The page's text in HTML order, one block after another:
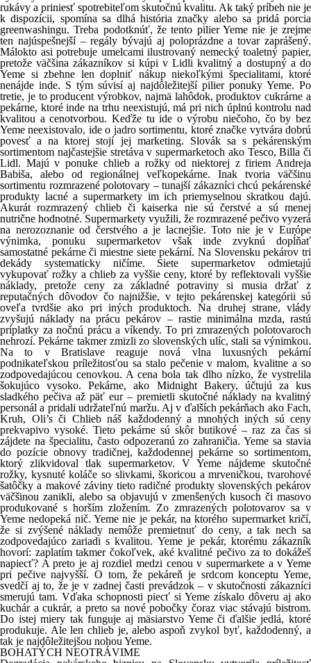
rukávy a priniesť spotrebiteľom skutočnú kvalitu. Ak taký príbeh nie je
k dispozícii, spomína sa dlhá história značky alebo sa pridá porcia
greenwashingu. Treba podotknúť, že tento pilier Yeme nie je zrejme
ten najúspešnejší – regály bývajú aj poloprázdne a tovar zaprášený.
Málokto asi potrebuje umelcami ilustrovaný nemecký toaletný papier,
pretože väčšina zákazníkov si kúpi v Lidli kvalitný a dostupný a do
Yeme si zbehne len doplniť nákup niekoľkými špecialitami, ktoré
nenájde inde. S tým súvisí aj najdôležitejší pilier ponuky Yeme. Po
tretie, je to producent výrobkov, najmä lahôdok, produktov cukrárne a
pekárne, ktoré inde na trhu neexistujú, má pri nich úplnú kontrolu nad
kvalitou a cenotvorbou. Keďže tu ide o výrobu niečoho, čo by bez
Yeme neexistovalo, ide o jadro sortimentu, ktoré značke vytvára dobrú
povesť a na ktorej stojí jej marketing. Slovák sa s pekárenským
sortimentom najčastejšie stretáva v supermarketoch ako Tesco, Billa či
Lidl. Majú v ponuke chlieb a rožky od niektorej z firiem Andreja
Babiša, alebo od regionálnej veľkopekárne. Inak tvoria väčšinu
sortimentu rozmrazené polotovary – tunajší zákazníci chcú pekárenské
produkty lacné a supermarkety im ich priemyselnou skratkou dajú.
Akurát rozmrazený chlieb či kaiserka nie sú čerstvé a sú menej
nutrične hodnotné. Supermarkety využili, že rozmrazené pečivo vyzerá
na nerozoznanie od čerstvého a je lacnejšie. Toto nie je v Európe
výnimka, ponuku supermarketov však inde zvyknú dopĺňať
samostatné pekárne či miestne siete pekární. Na Slovensku pekárov tri
dekády systematicky ničíme. Siete supermarketov odmietajú
vykupovať rožky a chlieb za vyššie ceny, ktoré by reflektovali vyššie
náklady, pretože ceny za základné potraviny si musia držať z
reputačných dôvodov čo najnižšie, v tejto pekárenskej kategórii sú
oveľa tvrdšie ako pri iných produktoch. Na druhej strane, vlády
zvyšujú náklady na prácu pekárov – rastie minimálna mzda, rastú
príplatky za nočnú prácu a víkendy. To pri zmrazených polotovaroch
nehrozí. Pekárne takmer zmizli zo slovenských ulíc, stali sa výnimkou.
Na to v Bratislave reaguje nová vlna luxusných pekární
podnikateľskou príležitosťou sa stalo pečenie v malom, kvalitne a so
zodpovedajúcou cenovkou. A cena bola tak dlho nízko, že vystrelila
šokujúco vysoko. Pekárne, ako Midnight Bakery, účtujú za kus
sladkého pečiva až päť eur – premietli skutočné náklady na kvalitný
personál a pridali udržateľnú maržu. Aj v ďalších pekárňach ako Fach,
Kruh, Oli’s či Chlieb náš každodenný a mnohých iných sú ceny
prekvapivo vysoké. Tieto pekárne sú skôr butikové – raz za čas si
zájdete na špecialitu, často odpozeranú zo zahraničia. Yeme sa stavia
do pozície obnovy tradičnej, každodennej pekárne so sortimentom,
ktorý zlikvidoval tlak supermarketov. V Yeme nájdeme skutočné
rožky, kysnuté koláče so slivkami, škoricou a mrveničkou, tvarohové
šatôčky a makové záviny tieto radičné produkty slovenských pekárov
väčšinou zanikli, alebo sa objavujú v zmenšených kusoch či masovo
produkované s horším zložením. Zo zmrazených polotovarov sa v
Yeme nedopeká nič. Yeme nie je pekár, na ktorého supermarket kričí,
že si zvýšené náklady nemôže premietnuť do ceny, a tak nech sa
zodpovedajúco zariadi s kvalitou. Yeme je pekár, ktorému zákazník
hovorí: zaplatím takmer čokoľvek, aké kvalitné pečivo za to dokážeš
napiecť? A preto je aj rozdiel medzi cenou v supermarkete a v Yeme
pri pečive najvyšší. O tom, že pekáreň je srdcom konceptu Yeme,
svedčí aj to, že je v zadnej časti prevádzok – v skutočnosti zákazníci
smerujú tam. Vďaka schopnosti piecť si Yeme získalo dôveru aj ako
kuchár a cukrár, a preto sa nové pobočky čoraz viac stávajú bistrom.
Do istej miery tak funguje aj mäsiarstvo Yeme či ďalšie jedlá, ktoré
produkuje. Ale len chlieb je, alebo aspoň zvykol byť, každodenný, a
tak je najdôležitejšou nohou Yeme.
BOHATÝCH NEOTRÁVIME